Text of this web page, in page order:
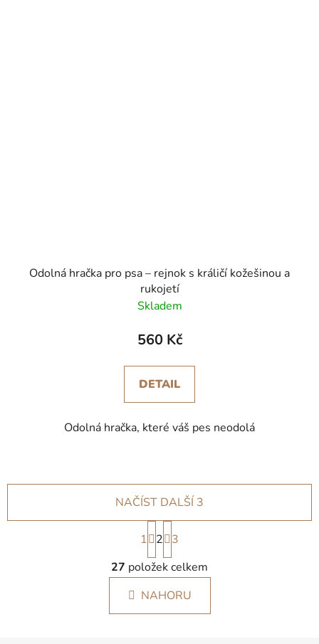
Odolná hračka pro psa – rejnok s králičí kožešinou a
rukojetí
Skladem
560 Kč
DETAIL
Odolná hračka, které váš pes neodolá
O
v
l
á
d
NAČÍST DALŠÍ 3
S
t
á
n
k
1 2
3
27 položek celkem
NAHORU